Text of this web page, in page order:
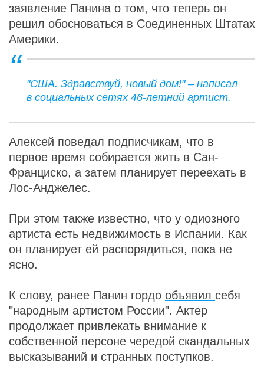
заявление Панина о том, что теперь он
решил обосноваться в Соединенных Штатах
Америки.
"США. Здравствуй, новый дом!" – написал
в социальных сетях 46-летний артист.
Алексей поведал подписчикам, что в
первое время собирается жить в Сан-
Франциско, а затем планирует переехать в
Лос-Анджелес.
При этом также известно, что у одиозного
артиста есть недвижимость в Испании. Как
он планирует ей распорядиться, пока не
ясно.
К слову, ранее Панин гордо объявил себя
"народным артистом России". Актер
продолжает привлекать внимание к
собственной персоне чередой скандальных
высказываний и странных поступков.